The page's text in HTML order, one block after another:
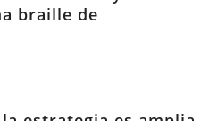
braille de